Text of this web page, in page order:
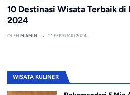
10 Destinasi Wisata Terbaik di
2024
OLEH M AMIN 21 FEBRUARI 2024
WISATA KULINER